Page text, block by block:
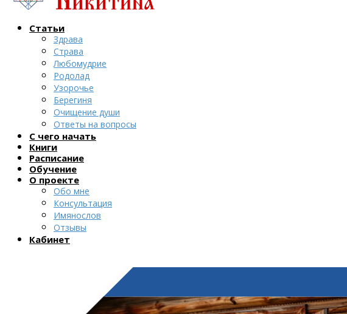
Статьи
Здрава
Страва
Любомудрие
Родолад
Узорочье
Берегиня
Очищение души
Ответы на вопросы
С чего начать
Книги
Расписание
Обучение
О проекте
Обо мне
Консультация
Имянослов
Отзывы
Кабинет